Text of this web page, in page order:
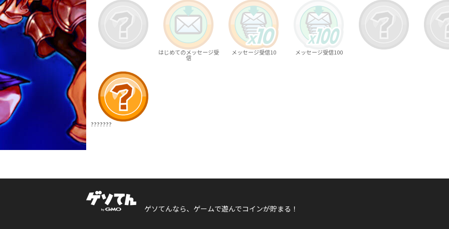
はじめてのメッセージ受
信
メッセージ受信10 メッセージ受信100
???????
ゲソてんなら、ゲームで遊んでコインが貯まる！